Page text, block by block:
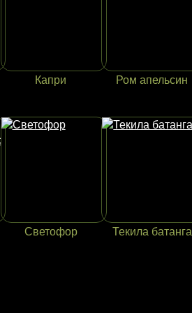
Капри Ром апельсин
Светофор Текила батанга